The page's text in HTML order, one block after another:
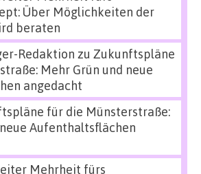
Über Möglichkeiten der
beraten
Redaktion zu Zukunftspläne
Mehr Grün und neue
angedacht
für die Münsterstraße:
Aufenthaltsflächen
Mehrheit fürs